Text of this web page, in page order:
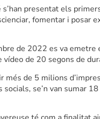
presentat els
fomentar i posar
de 2022 es va emetre
de 20 segons de
més de 5 milions
socials, se’n van sumar